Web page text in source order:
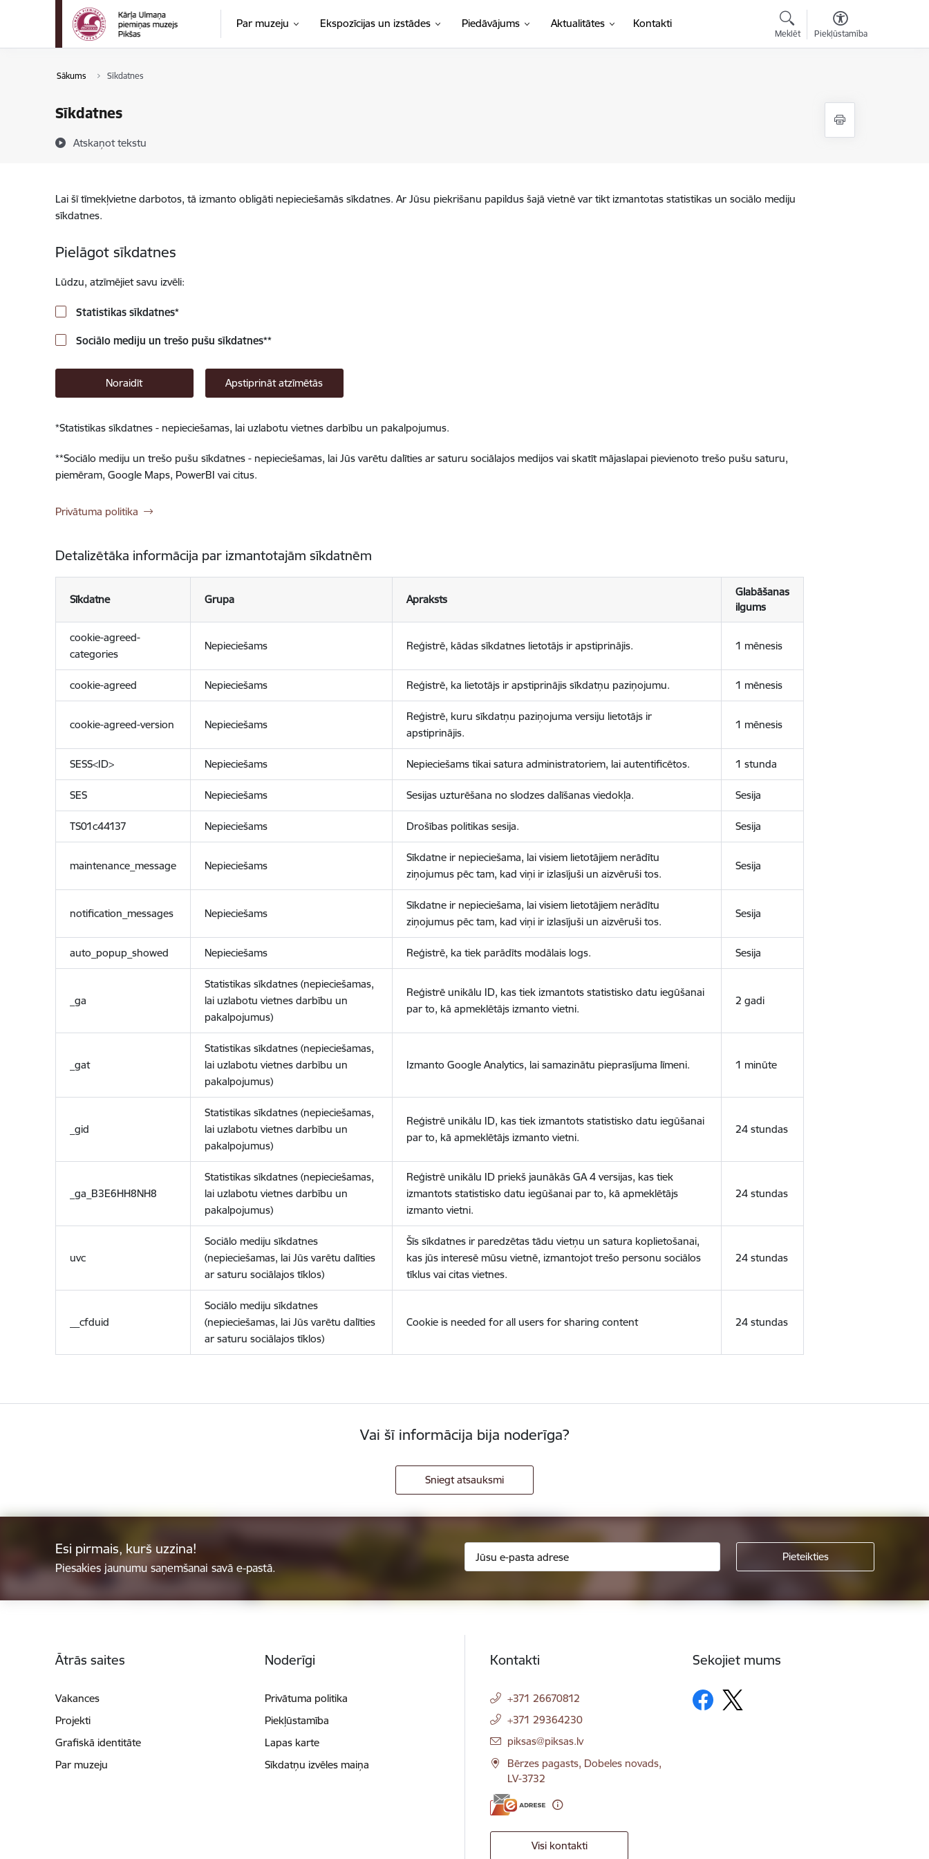
Pāriet uz lapas saturu
Par muzeju Ekspozīcijas un izstādes Piedāvājums Aktualitātes Kontakti
Meklēt Piekļūstamība
Sākums Sīkdatnes
Sīkdatnes
Atskaņot tekstu
Lai šī tīmekļvietne darbotos, tā izmanto obligāti nepieciešamās sīkdatnes. Ar Jūsu piekrišanu papildus šajā vietnē var tikt izmantotas statistikas un sociālo mediju
sīkdatnes.
Pielāgot sīkdatnes
Lūdzu, atzīmējiet savu izvēli:
Statistikas sīkdatnes*
Sociālo mediju un trešo pušu sīkdatnes**
Noraidīt Apstiprināt atzīmētās
*Statistikas sīkdatnes - nepieciešamas, lai uzlabotu vietnes darbību un pakalpojumus.
**Sociālo mediju un trešo pušu sīkdatnes - nepieciešamas, lai Jūs varētu dalīties ar saturu sociālajos medijos vai skatīt mājaslapai pievienoto trešo pušu saturu,
piemēram, Google Maps, PowerBI vai citus.
Privātuma politika
Detalizētāka informācija par izmantotajām sīkdatnēm
Sīkdatne Grupa Apraksts
Glabāšanas
ilgums
cookie-agreed-
categories
Nepieciešams Reģistrē, kādas sīkdatnes lietotājs ir apstiprinājis. 1 mēnesis
cookie-agreed Nepieciešams Reģistrē, ka lietotājs ir apstiprinājis sīkdatņu paziņojumu. 1 mēnesis
cookie-agreed-version Nepieciešams
Reģistrē, kuru sīkdatņu paziņojuma versiju lietotājs ir
apstiprinājis.
1 mēnesis
SESS<ID> Nepieciešams Nepieciešams tikai satura administratoriem, lai autentificētos. 1 stunda
SES Nepieciešams Sesijas uzturēšana no slodzes dalīšanas viedokļa. Sesija
TS01c44137 Nepieciešams Drošības politikas sesija. Sesija
maintenance_message Nepieciešams
Sīkdatne ir nepieciešama, lai visiem lietotājiem nerādītu
ziņojumus pēc tam, kad viņi ir izlasījuši un aizvēruši tos.
Sesija
notification_messages Nepieciešams
Sīkdatne ir nepieciešama, lai visiem lietotājiem nerādītu
ziņojumus pēc tam, kad viņi ir izlasījuši un aizvēruši tos.
Sesija
auto_popup_showed Nepieciešams Reģistrē, ka tiek parādīts modālais logs. Sesija
_ga
Statistikas sīkdatnes (nepieciešamas,
lai uzlabotu vietnes darbību un
pakalpojumus)
Reģistrē unikālu ID, kas tiek izmantots statistisko datu iegūšanai
par to, kā apmeklētājs izmanto vietni.
2 gadi
_gat
Statistikas sīkdatnes (nepieciešamas,
lai uzlabotu vietnes darbību un
pakalpojumus)
Izmanto Google Analytics, lai samazinātu pieprasījuma līmeni. 1 minūte
_gid
Statistikas sīkdatnes (nepieciešamas,
lai uzlabotu vietnes darbību un
pakalpojumus)
Reģistrē unikālu ID, kas tiek izmantots statistisko datu iegūšanai
par to, kā apmeklētājs izmanto vietni.
24 stundas
_ga_B3E6HH8NH8
Statistikas sīkdatnes (nepieciešamas,
lai uzlabotu vietnes darbību un
pakalpojumus)
Reģistrē unikālu ID priekš jaunākās GA 4 versijas, kas tiek
izmantots statistisko datu iegūšanai par to, kā apmeklētājs
izmanto vietni.
24 stundas
uvc
Sociālo mediju sīkdatnes
(nepieciešamas, lai Jūs varētu dalīties
ar saturu sociālajos tīklos)
Šīs sīkdatnes ir paredzētas tādu vietņu un satura koplietošanai,
kas jūs interesē mūsu vietnē, izmantojot trešo personu sociālos
tīklus vai citas vietnes.
24 stundas
__cfduid
Sociālo mediju sīkdatnes
(nepieciešamas, lai Jūs varētu dalīties
ar saturu sociālajos tīklos)
Cookie is needed for all users for sharing content 24 stundas
Vai šī informācija bija noderīga?
Sniegt atsauksmi
Esi pirmais, kurš uzzina!
Piesakies jaunumu saņemšanai savā e-pastā.
Ātrās saites
Vakances
Projekti
Grafiskā identitāte
Par muzeju
Noderīgi
Privātuma politika
Piekļūstamība
Lapas karte
Sīkdatņu izvēles maiņa
Kontakti
+371 26670812
+371 29364230
E-pasts:
piksas@piksas.lv
Bērzes pagasts, Dobeles novads,
LV-3732
Visi kontakti
Sekojiet mums